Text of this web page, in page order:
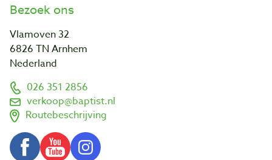
Bezoek ons
Vlamoven 32
6826 TN Arnhem
Nederland
026 351 2856
verkoop@baptist.nl
Routebeschrijving